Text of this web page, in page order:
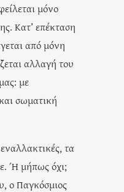
μόνο
Κατ’ επέκταση
από μόνη
αλλαγή του
με
σωματική
τα
Ή μήπως όχι;
ο Παγκόσμιος